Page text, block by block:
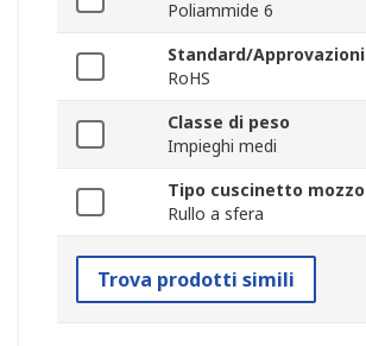
Poliammide 6
Standard/Approvazioni
RoHS
Classe di peso
Impieghi medi
Tipo cuscinetto mozzo
Rullo a sfera
Trova prodotti simili